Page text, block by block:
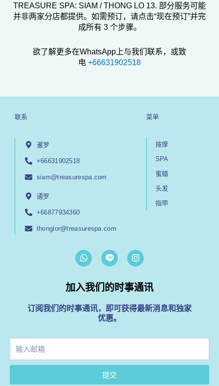
TREASURE SPA: SIAM / THONG LO 13. 部分服务可能
并非两家分店都提供。如需预订，请点击“现在预订”并完
成所有 3 个步骤。
欲了解更多在WhatsApp上与我们联系，或致
电 +66631902518
联系
暹罗
+66631902518
siam@treasurespa.com
通罗
+66877934360
thonglor@treasurespa.com
菜单
按摩
SPA
蜜蜡
头发
指甲
W
h
a
s
a
p
p
I
n
s
a
g
r
a
加入我们的时事通讯
订阅我们的时事通讯，即可获得最新消息和独家
优惠。
Your
Email
提交